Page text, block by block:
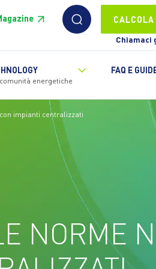
Chiamaci
energetiche
FAQ E
impianti centralizzati
NORME